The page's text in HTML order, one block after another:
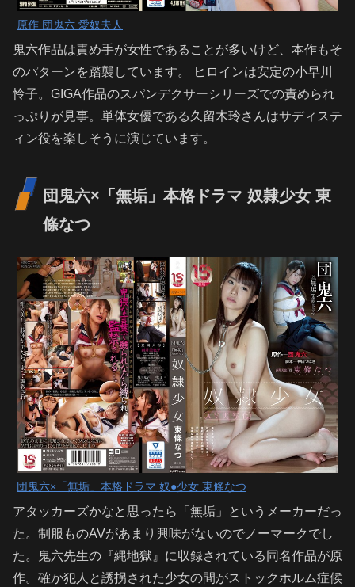
原作 団鬼六 愛奴夫人
鬼六作品は責め手が女性であることが多いけど、本作もそ
のパターンを踏襲しています。 ヒロインは安定の小早川
怜子。GIGA作品のスパンデクサーシリーズでの責められ
っぷりが見事。単体女優である久留木玲さんはサディステ
ィン役を楽しそうに演じています。
団鬼六×「無垢」本格ドラマ 奴隷少女 東
條なつ
団鬼六×「無垢」本格ドラマ 奴●少女 東條なつ
アタッカーズかなと思ったら「無垢」というメーカーだっ
た。制服ものAVがあまり興味がないのでノーマークでし
た。鬼六先生の『縄地獄』に収録されている同名作品が原
作。確か犯人と誘拐された少女の間がストックホルム症候